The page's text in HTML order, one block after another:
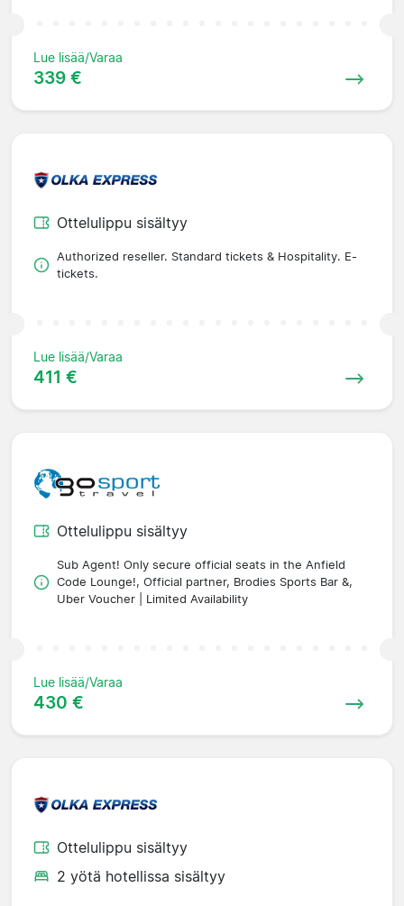
Lue lisää/Varaa
339 €
Ottelulippu sisältyy
Authorized reseller. Standard tickets & Hospitality. E-
tickets.
Lue lisää/Varaa
411 €
Ottelulippu sisältyy
Sub Agent! Only secure official seats in the Anfield
Code Lounge!, Official partner, Brodies Sports Bar &,
Uber Voucher | Limited Availability
Lue lisää/Varaa
430 €
Ottelulippu sisältyy
2 yötä hotellissa sisältyy